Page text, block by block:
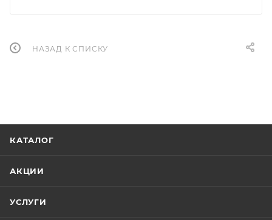
НАЗАД К СПИСКУ
КАТАЛОГ
АКЦИИ
УСЛУГИ